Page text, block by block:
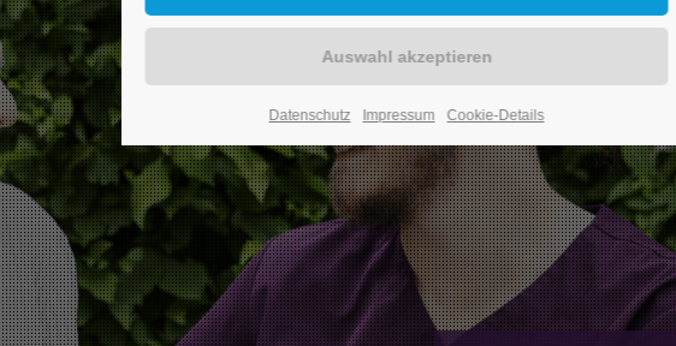
Datenschutz Impressum Cookie-Details